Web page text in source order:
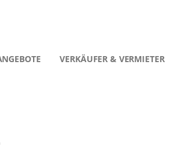
VERKÄUFER & VERMIETER